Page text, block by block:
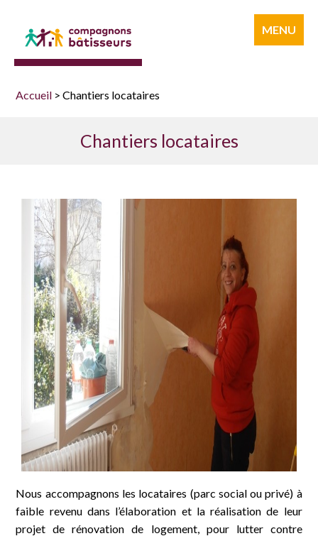
MENU
bâtisseurs
Accueil >Chantiers locataires
Chantiers locataires
Nous accompagnons les locataires (parc social ou privé) à
faible revenu dans l’élaboration et la réalisation de leur
projet de rénovation de logement, pour lutter contre